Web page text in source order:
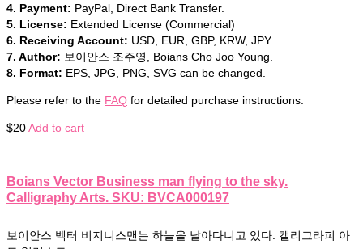
4. Payment: PayPal, Direct Bank Transfer.
5. License: Extended License (Commercial)
6. Receiving Account: USD, EUR, GBP, KRW, JPY
7. Author: 보이안스 조주영, Boians Cho Joo Young.
8. Format: EPS, JPG, PNG, SVG can be changed.
Please refer to the FAQ for detailed purchase instructions.
$20Add to cart
Boians Vector Business man flying to the sky.
Calligraphy Arts. SKU: BVCA000197
보이안스 벡터 비지니스맨는 하늘을 날아다니고 있다. 캘리그라피 아